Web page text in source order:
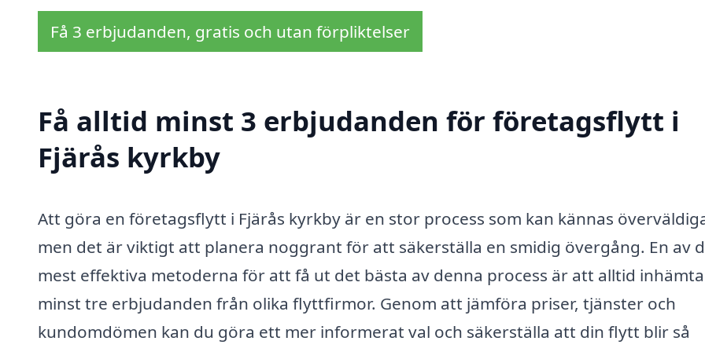
Få 3 erbjudanden, gratis och utan förpliktelser
Få alltid minst 3 erbjudanden för företagsflytt i
Fjärås kyrkby
Att göra en företagsflytt i Fjärås kyrkby är en stor process som kan kännas
men det är viktigt att planera noggrant för att säkerställa en smidig övergång. En av
mest effektiva metoderna för att få ut det bästa av denna process är att alltid in­hämta
minst tre erbjudanden från olika flyttfirmor. Genom att jämföra priser, tjänster och
kundomdömen kan du göra ett mer informerat val och säkerställa att din flytt blir så